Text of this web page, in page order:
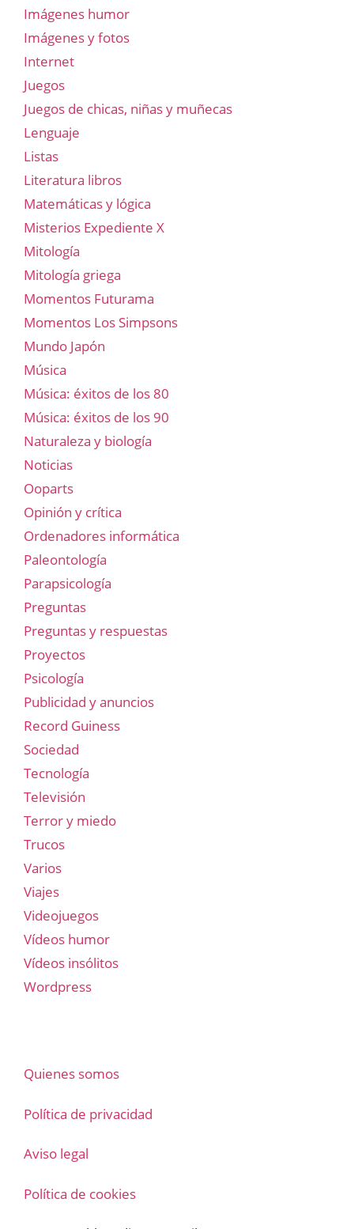
Imágenes humor
Imágenes y fotos
Internet
Juegos
Juegos de chicas, niñas y muñecas
Lenguaje
Listas
Literatura libros
Matemáticas y lógica
Misterios Expediente X
Mitología
Mitología griega
Momentos Futurama
Momentos Los Simpsons
Mundo Japón
Música
Música: éxitos de los 80
Música: éxitos de los 90
Naturaleza y biología
Noticias
Ooparts
Opinión y crítica
Ordenadores informática
Paleontología
Parapsicología
Preguntas
Preguntas y respuestas
Proyectos
Psicología
Publicidad y anuncios
Record Guiness
Sociedad
Tecnología
Televisión
Terror y miedo
Trucos
Varios
Viajes
Videojuegos
Vídeos humor
Vídeos insólitos
Wordpress
Quienes somos
Política de privacidad
Aviso legal
Política de cookies